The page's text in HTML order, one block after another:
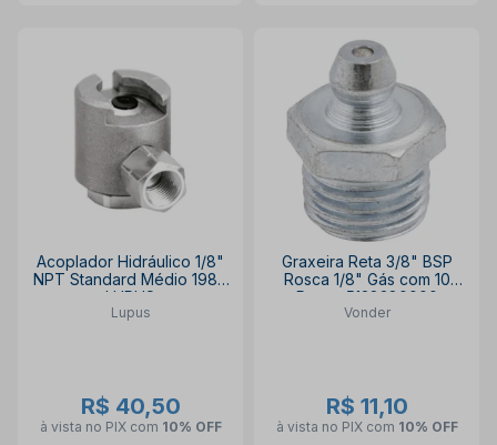
Acoplador Hidráulico 1/8"
NPT Standard Médio 1986
LUPUS
Lupus
R$ 40,50
à vista no PIX com 10% OFF
Graxeira Reta 3/8" BSP
Rosca 1/8" Gás com 10
Peças 5128380000
VONDER
Vonder
R$ 11,10
à vista no PIX com 10% OFF